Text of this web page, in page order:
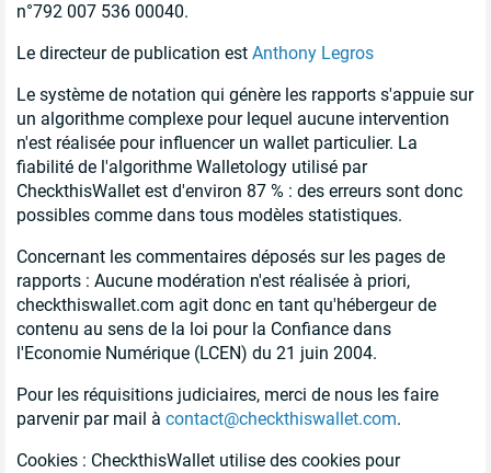
n°792 007 536 00040.
Le directeur de publication est Anthony Legros
Le système de notation qui génère les rapports s'appuie sur
un algorithme complexe pour lequel aucune intervention
n'est réalisée pour influencer un wallet particulier. La
fiabilité de l'algorithme Walletology utilisé par
CheckthisWallet est d'environ 87 % : des erreurs sont donc
possibles comme dans tous modèles statistiques.
Concernant les commentaires déposés sur les pages de
rapports : Aucune modération n'est réalisée à priori,
checkthiswallet.com agit donc en tant qu'hébergeur de
contenu au sens de la loi pour la Confiance dans
l'Economie Numérique (LCEN) du 21 juin 2004.
Pour les réquisitions judiciaires, merci de nous les faire
parvenir par mail à contact@checkthiswallet.com.
Cookies : CheckthisWallet utilise des cookies pour